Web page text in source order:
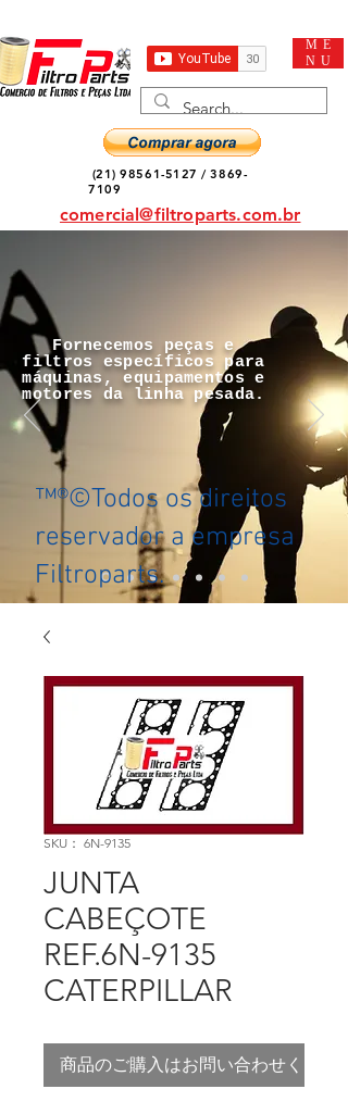
ME
NU
(21) 98561-5127 /3869-
7109
comercial@filtroparts.com.br
Fornecemos peças e
filtros específicos para
máquinas, equipamentos e
motores da linha pesada.
™®©Todos os direitos
reservador a empresa
Filtroparts.
SKU： 6N-9135
JUNTA
CABEÇOTE
REF.6N-9135
CATERPILLAR
商品のご購入はお問い合わせください